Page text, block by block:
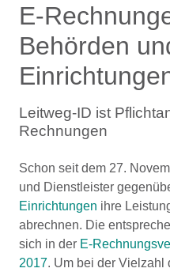
E-
Behörden
Leitweg-ID ist
Rechnungen
Schon seit dem 27.
und Dienstleister
Einrichtungen ihre
abrechnen. Die
sich in der E-
2017. Um bei der Vielzahl